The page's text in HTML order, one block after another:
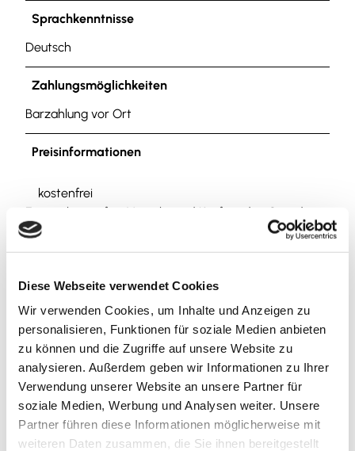
Diese Webseite verwendet Cookies
Wir verwenden Cookies, um Inhalte und Anzeigen zu
personalisieren, Funktionen für soziale Medien anbieten
zu können und die Zugriffe auf unsere Website zu
analysieren. Außerdem geben wir Informationen zu Ihrer
Verwendung unserer Website an unsere Partner für
soziale Medien, Werbung und Analysen weiter. Unsere
Partner führen diese Informationen möglicherweise mit
weiteren Daten zusammen, die Sie ihnen bereitgestellt
Sprachkenntnisse
Deutsch
Zahlungsmöglichkeiten
Barzahlung vor Ort
Preisinformationen
kostenfrei
Eintritt kostenfrei, Verzehr und Kauf an den Ständen
natürlich kostenpflichtig
Organisation
Veranstaltungskalender für die Region, ein Service
der Allianz für die Region GmbH
Lizenz (Stammdaten)